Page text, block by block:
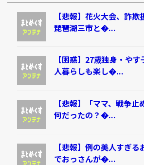
【悲報】花火大会、詐欺
琵琶湖三市と�...
【困惑】27歳独身・や
人暮らしも楽し�...
【悲報】「ママ、戦争
何だったの？�...
【悲報】例の美人すぎ
でおっさんが�...